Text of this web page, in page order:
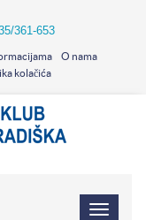
361-653
O nama
kolačića